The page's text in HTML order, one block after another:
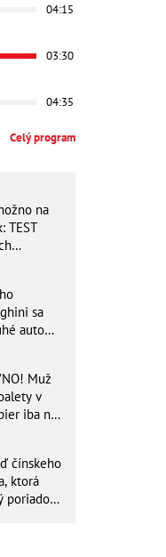
04:15
03:30
04:35
Celý program
na
TEST
sa
auto
Muž
v
iba na
čínskeho
ktorá
poriadok!